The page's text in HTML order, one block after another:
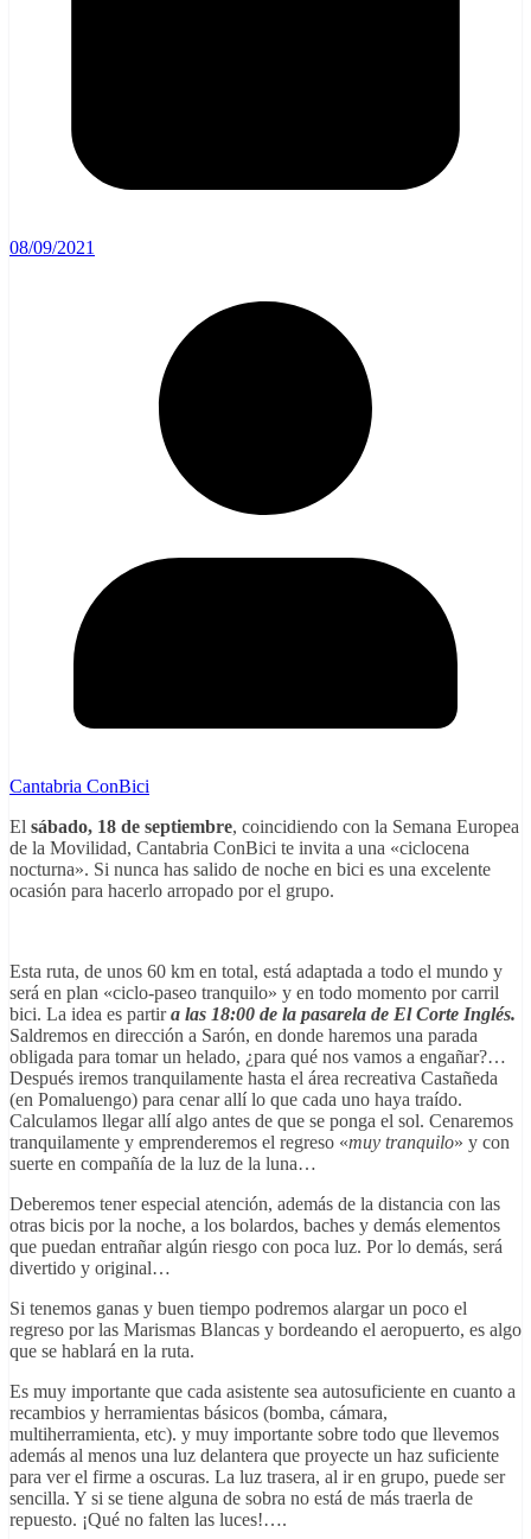
08/09/2021
Cantabria ConBici
El sábado, 18 de septiembre, coincidiendo con la Semana Europea
de la Movilidad, Cantabria ConBici te invita a una «ciclocena
nocturna». Si nunca has salido de noche en bici es una excelente
ocasión para hacerlo arropado por el grupo.
Esta ruta, de unos 60 km en total, está adaptada a todo el mundo y
será en plan «ciclo-paseo tranquilo» y en todo momento por carril
bici. La idea es partira las 18:00 de la pasarela de El Corte Inglés.
Saldremos en dirección a Sarón, en donde haremos una parada
obligada para tomar un helado, ¿para qué nos vamos a engañar?…
Después iremos tranquilamente hasta el área recreativa Castañeda
(en Pomaluengo) para cenar allí lo que cada uno haya traído.
Calculamos llegar allí algo antes de que se ponga el sol. Cenaremos
tranquilamente y emprenderemos el regreso «muy tranquilo» y con
suerte en compañía de la luz de la luna…
Deberemos tener especial atención, además de la distancia con las
otras bicis por la noche, a los bolardos, baches y demás elementos
que puedan entrañar algún riesgo con poca luz. Por lo demás, será
divertido y original…
Si tenemos ganas y buen tiempo podremos alargar un poco el
regreso por las Marismas Blancas y bordeando el aeropuerto, es algo
que se hablará en la ruta.
Es muy importante que cada asistente sea autosuficiente en cuanto a
recambios y herramientas básicos (bomba, cámara,
multiherramienta, etc). y muy importante sobre todo que llevemos
además al menos una luz delantera que proyecte un haz suficiente
para ver el firme a oscuras. La luz trasera, al ir en grupo, puede ser
sencilla. Y si se tiene alguna de sobra no está de más traerla de
repuesto. ¡Qué no falten las luces!….